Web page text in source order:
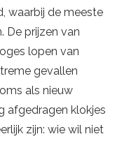
waarbij de meeste
De prijzen van
lopen van
gevallen
als nieuw
afgedragen klokjes
zijn: wie wil niet